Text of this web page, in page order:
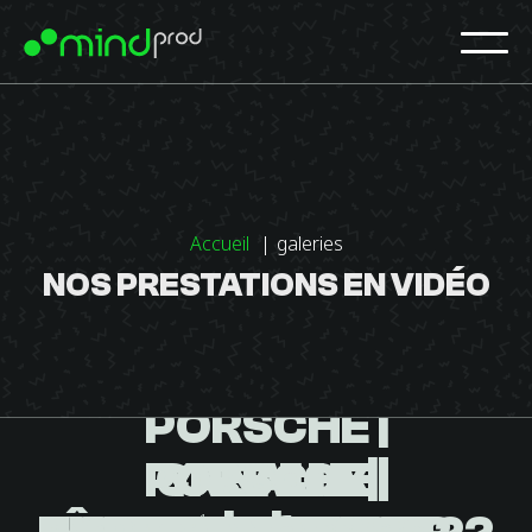
Accueil galeries
NOS PRESTATIONS EN VIDÉO
CREALIA |
PORSCHE |
YANNICK
PORSCHE |
PORSCHE |
123 SUIVANT »